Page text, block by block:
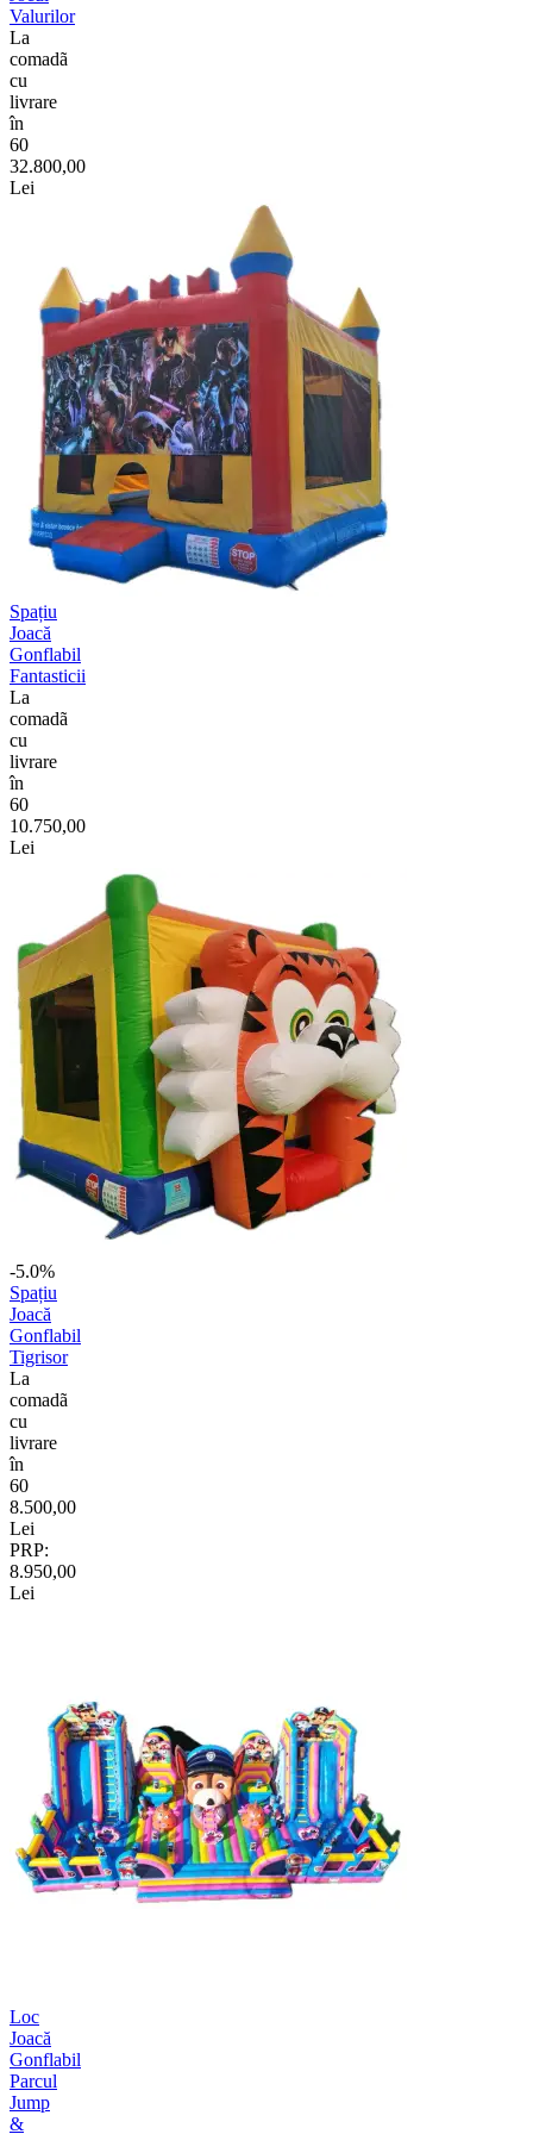
Valurilor
La
comadã
cu
livrare
în
60
32.800,00
Lei
Spațiu
Joacă
Gonflabil
Fantasticii
La
comadã
cu
livrare
în
60
10.750,00
Lei
-5.0%
Spațiu
Joacă
Gonflabil
Tigrisor
La
comadã
cu
livrare
în
60
8.500,00
Lei
PRP:
8.950,00
Lei
Loc
Joacă
Gonflabil
Parcul
Jump
&